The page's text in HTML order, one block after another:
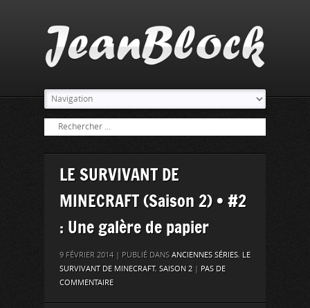
LE SURVIVANT DE
MINECRAFT (Saison 2) • #2
: Une galère de papier
9 FÉVRIER 2014 | PUBLIÉ DANS ANCIENNES SÉRIES, LE
SURVIVANT DE MINECRAFT, SAISON 2 | PAS DE
COMMENTAIRE